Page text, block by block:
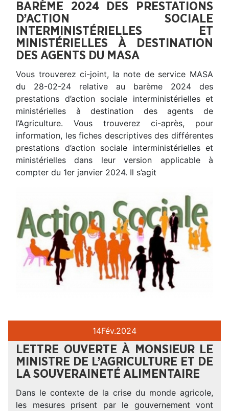
BARÈME 2024 DES PRESTATIONS
D’ACTION SOCIALE
INTERMINISTÉRIELLES ET
MINISTÉRIELLES À DESTINATION
DES AGENTS DU MASA
Vous trouverez ci-joint, la note de service MASA
du 28-02-24 relative au barème 2024 des
prestations d’action sociale interministérielles et
ministérielles à destination des agents de
l’Agriculture. Vous trouverez ci-après, pour
information, les fiches descriptives des différentes
prestations d’action sociale interministérielles et
ministérielles dans leur version applicable à
compter du 1er janvier 2024. Il s’agit
14Fév.2024
LETTRE OUVERTE À MONSIEUR LE
MINISTRE DE L’AGRICULTURE ET DE
LA SOUVERAINETÉ ALIMENTAIRE
Dans le contexte de la crise du monde agricole,
les mesures prisent par le gouvernement vont